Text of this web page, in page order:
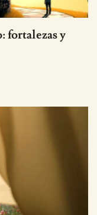
fortalezas y